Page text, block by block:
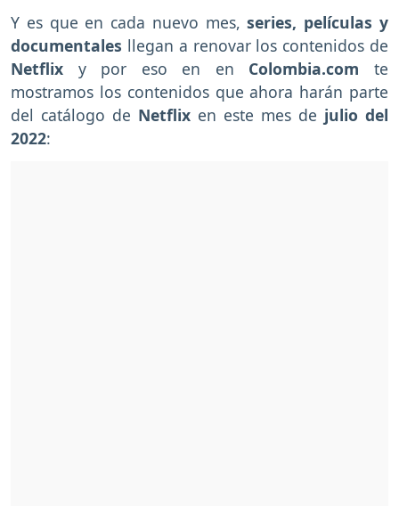
Y es que en cada nuevo mes,series, películas y
documentales llegan a renovar los contenidos de
Netflix y por eso en en Colombia.com te
mostramos los contenidos que ahora harán parte
del catálogo de Netflix en este mes de julio del
2022: